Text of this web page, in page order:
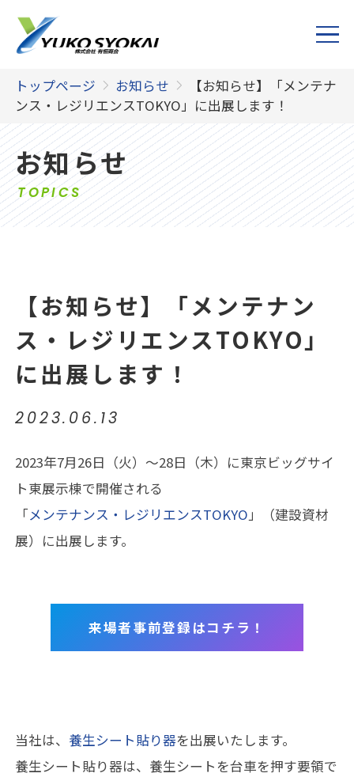
トップページ お知らせ
【お知らせ】「メンテナ
ンス・レジリエンスTOKYO」に出展します！
お知らせ
TOPICS
【お知らせ】「メンテナン
ス・レジリエンスTOKYO」
に出展します！
2023.06.13
2023年7月26日（火）～28日（木）に東京ビッグサイ
ト東展示棟で開催される
「メンテナンス・レジリエンスTOKYO 」（建設資材
展）に出展します。
来場者事前登録はコチラ！
当社は、 養生シート貼り器を出展いたします。
養生シート貼り器は、養生シートを台車を押す要領で